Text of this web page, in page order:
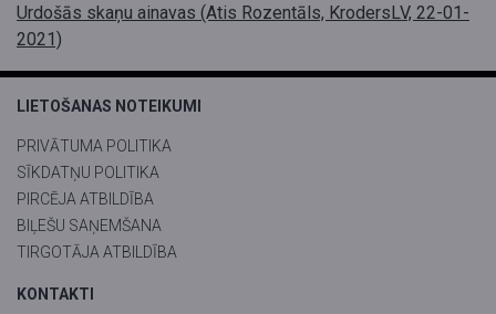
Urdošās skaņu ainavas (Atis Rozentāls, KrodersLV, 22-01-
2021)
LIETOŠANAS NOTEIKUMI
PRIVĀTUMA POLITIKA
SĪKDATŅU POLITIKA
PIRCĒJA ATBILDĪBA
BIĻEŠU SAŅEMŠANA
TIRGOTĀJA ATBILDĪBA
KONTAKTI